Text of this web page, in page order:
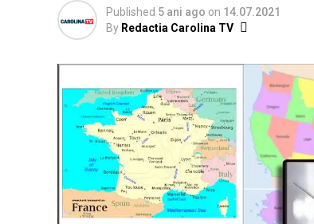
Published 5 ani ago on 14.07.2021
By Redactia Carolina TV